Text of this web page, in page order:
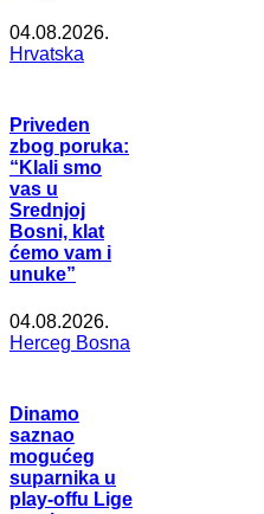
04.08.2026.
Hrvatska
Priveden
zbog poruka:
“Klali smo
vas u
Srednjoj
Bosni, klat
ćemo vam i
unuke”
04.08.2026.
Herceg Bosna
Dinamo
saznao
mogućeg
suparnika u
play-offu Lige